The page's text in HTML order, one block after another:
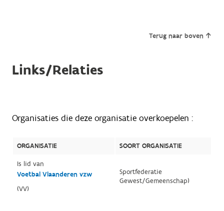
Terug naar boven
Links/Relaties
Organisaties die deze organisatie overkoepelen :
ORGANISATIE
SOORT ORGANISATIE
Is lid van
Voetbal Vlaanderen vzw
(VV)
Sportfederatie
Gewest/Gemeenschap)